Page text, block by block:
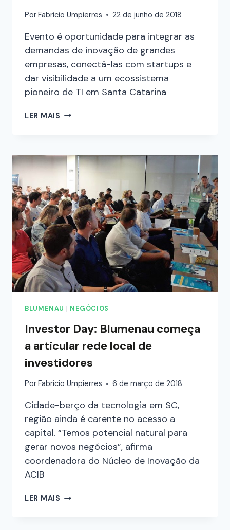
PorFabricio Umpierres 22 de junho de 2018
Evento é oportunidade para integrar as
demandas de inovação de grandes
empresas, conectá-las com startups e
dar visibilidade a um ecossistema
pioneiro de TI em Santa Catarina
LER MAIS
BLUMENAU NEGÓCIOS
Investor Day: Blumenau começa
a articular rede local de
investidores
Por Fabricio Umpierres 6 de março de 2018
Cidade-berço da tecnologia em SC,
região ainda é carente no acesso a
capital. “Temos potencial natural para
gerar novos negócios”, afirma
coordenadora do Núcleo de Inovação da
ACIB
LER MAIS